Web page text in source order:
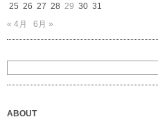
25 26 27 28 29 30 31
« 4月
6月 »
ABOUT